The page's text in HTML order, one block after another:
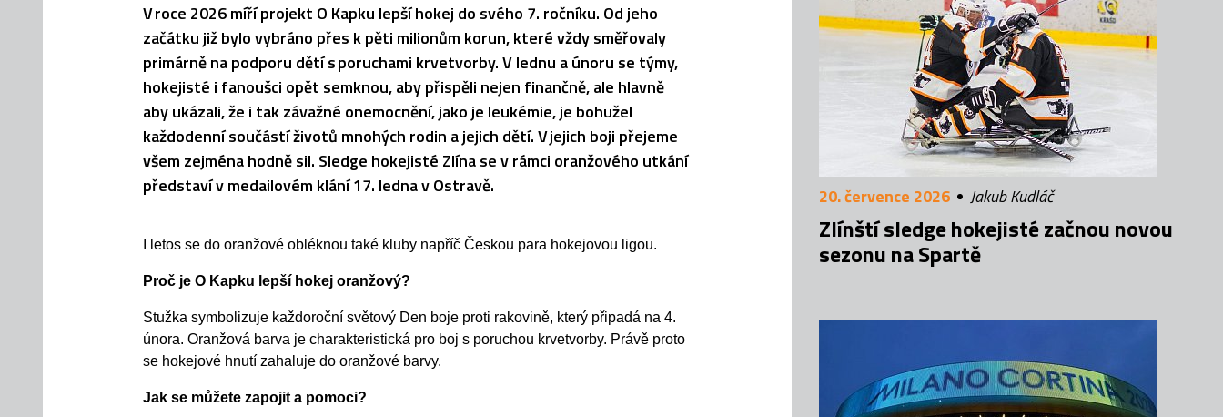
V roce 2026 míří projekt O Kapku lepší hokej do svého 7. ročníku. Od jeho
začátku již bylo vybráno přes k pěti milionům korun, které vždy směřovaly
primárně na podporu dětí s poruchami krvetvorby. V lednu a únoru se týmy,
hokejisté i fanoušci opět semknou, aby přispěli nejen finančně, ale hlavně
aby ukázali, že i tak závažné onemocnění, jako je leukémie, je bohužel
každodenní součástí životů mnohých rodin a jejich dětí. V jejich boji přejeme
všem zejména hodně sil. Sledge hokejisté Zlína se v rámci oranžového utkání
představí v medailovém klání 17. ledna v Ostravě.
I letos se do oranžové obléknou také kluby napříč Českou para hokejovou ligou.
Proč je O Kapku lepší hokej oranžový?
Stužka symbolizuje každoroční světový Den boje proti rakovině, který připadá na 4.
února. Oranžová barva je charakteristická pro boj s poruchou krvetvorby. Právě proto
se hokejové hnutí zahaluje do oranžové barvy.
Jak se můžete zapojit a pomoci?
20. července 2026 Jakub Kudláč
Zlínští sledge hokejisté začnou novou
sezonu na Spartě